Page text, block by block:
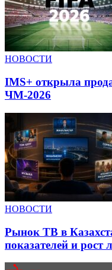
НОВОСТИ
IMS+ открыла
ЧМ-2026
НОВОСТИ
Рынок ТВ в
показателей и рост